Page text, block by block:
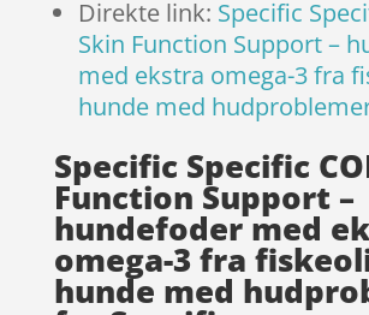
Direkte link: Specific
Skin Function Support –
med ekstra omega-3 fra
hunde med
Specific Specific
Function Support –
hundefoder med
omega-3 fra
hunde med